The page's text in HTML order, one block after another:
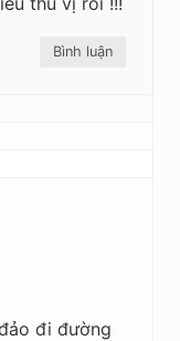
Bình luận
đi đường